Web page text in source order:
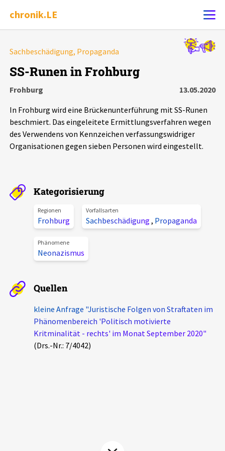
chronik.LE
Ereignis melden
Chronik
Dossiers
Leipziger Zustände
Phänomene
Alle Beiträge
Veranstaltungen
Podcasts
Projektbeschreibung
Unterstützer_innen
Sachbeschädigung, Propaganda
SS-Runen in Frohburg
Frohburg
13.05.2020
In Frohburg wird eine Brückenunterführung mit SS-Runen
beschmiert. Das eingeleitete Ermittlungsverfahren wegen
des Verwendens von Kennzeichen verfassungswidriger
Organisationen gegen sieben Personen wird eingestellt.
Kategorisierung
Regionen
Frohburg
Vorfallsarten
Sachbeschädigung , Propaganda
Phänomene
Neonazismus
Quellen
kleine Anfrage "Juristische Folgen von Straftaten im
Phänomenbereich 'Politisch motivierte
Kritminalität - rechts' im Monat September 2020"
(Drs.-Nr.: 7/4042)
Alle Ereignisse
7502
Ereignisse
Exportieren Filter Erklärungen